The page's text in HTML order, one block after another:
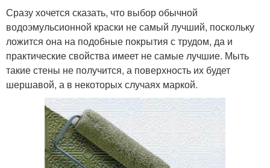
Сразу хочется сказать, что выбор обычной
водоэмульсионной краски не самый лучший, поскольку
ложится она на подобные покрытия с трудом, да и
практические свойства имеет не самые лучшие. Мыть
такие стены не получится, а поверхность их будет
шершавой, а в некоторых случаях маркой.